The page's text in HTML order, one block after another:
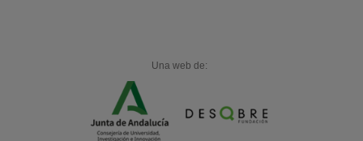
Una web de: